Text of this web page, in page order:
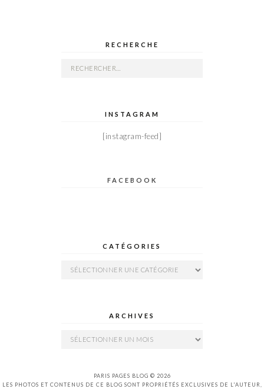
RECHERCHE
Rechercher :
INSTAGRAM
[instagram-feed]
FACEBOOK
CATÉGORIES
Catégories
ARCHIVES
Archives
PARIS PAGES BLOG © 2026
LES PHOTOS ET CONTENUS DE CE BLOG SONT PROPRIÉTÉS EXCLUSIVES DE L'AUTEUR,